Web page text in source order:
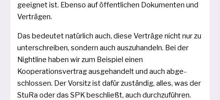
geeig­net ist. Ebenso auf öffent­li­chen Dokumenten und
Verträgen.
Das bedeu­tet natür­lich auch, die­se Verträge nicht nur zu
unter­schrei­ben, son­dern auch aus­zu­han­deln. Bei der
Nightline haben wir zum Beispiel einen
Kooperationsvertrag aus­ge­han­delt und auch abge­
schlos­sen. Der Vorsitz ist dafür zustän­dig, alles, was der
StuRa oder das SPK beschließt, auch durch­zu­füh­ren.